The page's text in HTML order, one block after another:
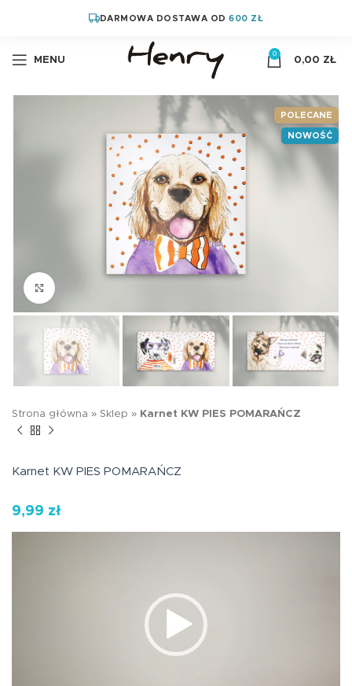
DARMOWA DOSTAWA OD600 ZŁ
MENU
0
0,00 ZŁ
POLECANE
NOWOŚĆ
Strona główna » Sklep » Karnet KW PIES POMARAŃCZ
Karnet KW PIES POMARAŃCZ
9,99 zł